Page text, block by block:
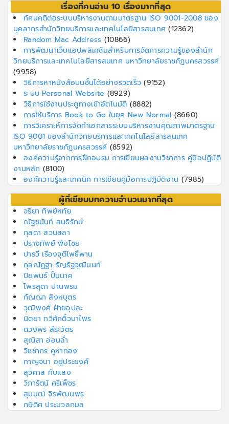
เรื่องที่คนอ่าน 10 เรื่องมากที่สุด
ทัศนคติต่อระบบบริหารงานตามมาตรฐาน ISO 9001-2008 ของ
บุคลากรสำนักวิทยบริการและเทคโนโลยีสารสนเทศ(12362)
Random Mac Address (10866)
การพัฒนาเว็บแอปพลิเคชันสำหรับการจัดการความรู้ของสํานัก
วิทยบริการและเทคโนโลยีสารสนเทศ มหาวิทยาลัยราชภัฏนครสวรรค์
(9958)
วิธีการหาหนังสือบนชั้นได้อย่างรวดเร็ว(9152)
ระบบ Personal Website (8929)
วิธีการใช้งานประตูทางเข้าอัตโนมัติ (8882)
การให้บริการ Book to Go ในยุค New Normal (8660)
การวิเคราะห์การจัดทำเอกสารระบบบริหารงานคุณภาพมาตรฐาน
ISO 9001 ของสำนักวิทยบริการและเทคโนโลยีสารสนเทศ
มหาวิทยาลัยราชภัฏนครสวรรค์ (8592)
องค์ความรู้จากการฝึกอบรม การเขียนผลงานวิชาการ คู่มือปฏิบัติ
งานหลัก (8100)
องค์ความรู้และเทคนิค การเขียนคู่มือการปฏิบัติงาน (7985)
ผู้ที่เขียนบทความจำนวนมากที่สุด
จริยา ทิพย์หทัย
ณัฐชนันท์ สนธิรักษ์
กุลดา สวนสลา
ปรางทิพย์ พึงไชย
ปารวี เรืองจุติโพธิ์พาน
กุลณัฏฐา ธัญรัฐวุฒินนท์
ปิยพนธ์ ปั้นนาค
ไพรสุดา ปานพรม
กัญญา สิงหบุตร
วุฒิพงศ์ ฝ่ายอุปละ
นิตยา ทวีศักดิ์วนาไพร
ดวงพร สีระวัตร
สุณิสา อ่อนฉ่ำ
วิชชากร คูหาทอง
กาญจนา อยู่ประยงค์
สุวิศาล ทับแสง
วิภารัตน์ ศรีเพ็ชร
สุมนฒ์ จิรพัฒนพร
กษิดิศ ประมวลกมล